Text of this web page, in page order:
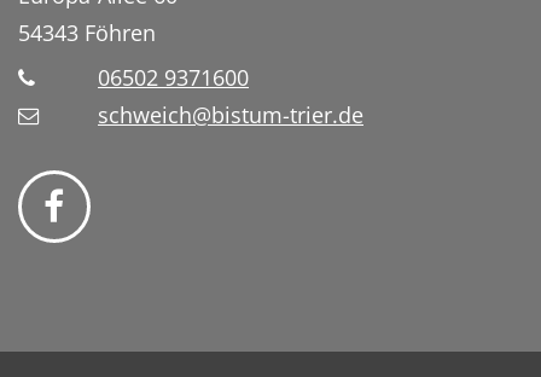
54343 Föhren
06502 9371600
schweich@bistum-trier.de